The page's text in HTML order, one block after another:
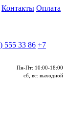
Контакты Оплата
555 33 86 +7
Пн-Пт: 10:00-18:00
сб, вс: выходной